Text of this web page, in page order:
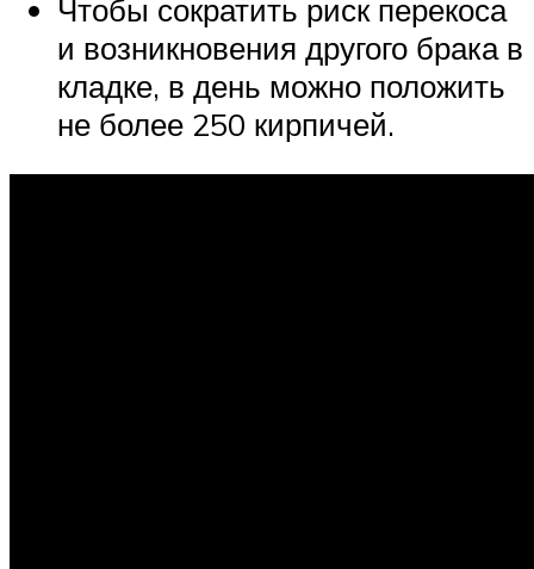
Чтобы сократить риск перекоса
и возникновения другого брака в
кладке, в день можно положить
не более 250 кирпичей.